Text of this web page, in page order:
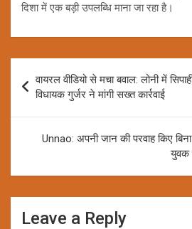
दिशा में एक बड़ी उपलब्धि माना जा रहा है।
navigation
वायरल वीडियो से मचा बवाल: लोनी में
विधायक गुर्जर ने मांगी सख्त कार्रवाई
Unnao: अपनी जान की परवाह किए बिना
युवक
Leave a Reply